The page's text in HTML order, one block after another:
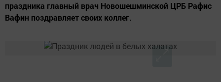
праздника главный врач Новошешминской ЦРБ Рафис
Вафин поздравляет своих коллег.